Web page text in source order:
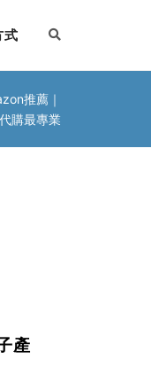
式
推薦｜
購最專業
產